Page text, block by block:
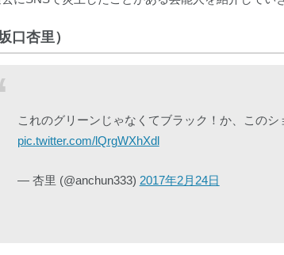
口杏里）
これのグリーンじゃなくてブラック！か、この
pic.twitter.com/lQrgWXhXdl
— 杏里 (@anchun333) 2017年2月24日